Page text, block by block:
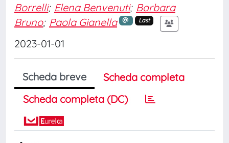
Borrelli; Elena Benvenuti; Barbara
Bruno; Paola Gianella Last
2023-01-01
Scheda breve
Scheda completa
Scheda completa (DC)